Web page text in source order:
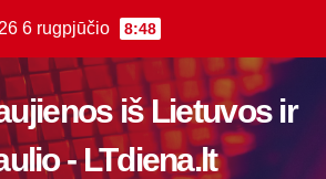
6 rugpjūčio 8:48
iš Lietuvos ir
- LTdiena.lt